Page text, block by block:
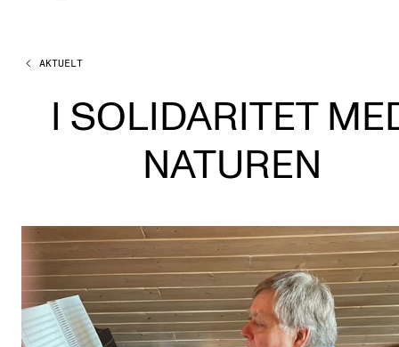
STUDIER
Alle studier
Bachelor
Årsstudium og videreutdanning
Etterutdanning og kurs
Talentutvikling
AKTUELT
I SOLIDARITET
NATUREN